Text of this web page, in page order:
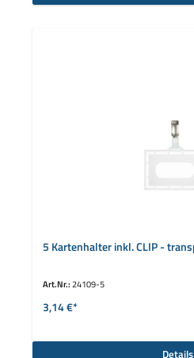
5 Kartenhalter inkl. CLIP -
Art.Nr.:24109-5
3,14 €*
Details